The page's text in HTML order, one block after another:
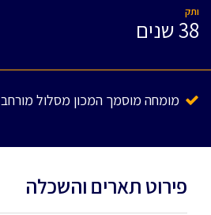
ותק
38 שנים
מומחה מוסמך המכון מסלול מורחב
פירוט תארים והשכלה